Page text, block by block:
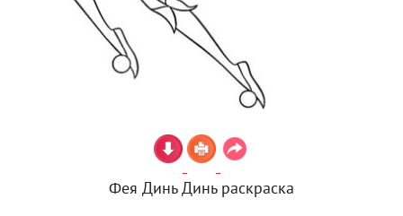
Фея Динь Динь раскраска